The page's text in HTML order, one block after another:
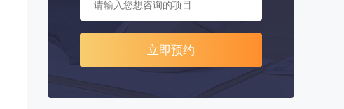
立即预约